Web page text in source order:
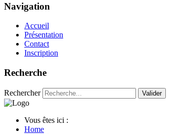
Navigation
Accueil
Présentation
Contact
Inscription
Recherche
Rechercher Valider
Vous êtes ici :
Home